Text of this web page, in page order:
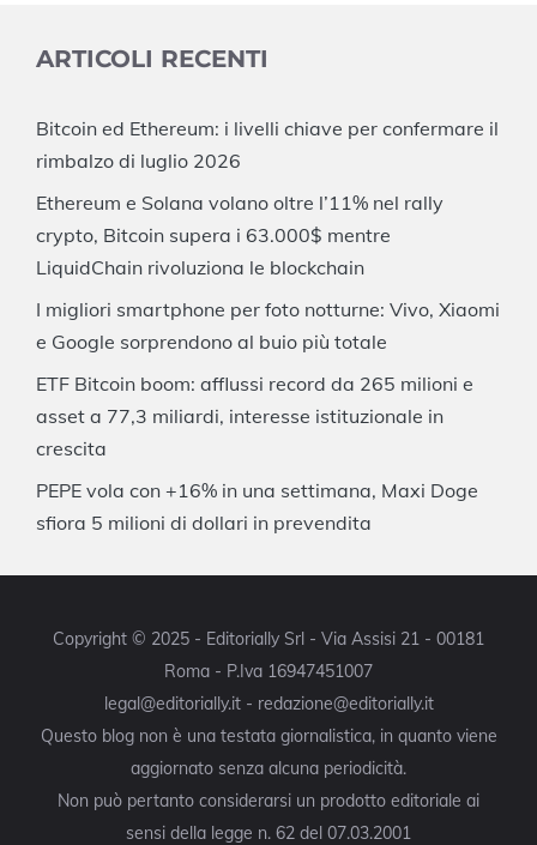
ARTICOLI RECENTI
Bitcoin ed Ethereum: i livelli chiave per confermare il
rimbalzo di luglio 2026
Ethereum e Solana volano oltre l’11% nel rally
crypto, Bitcoin supera i 63.000$ mentre
LiquidChain rivoluziona le blockchain
I migliori smartphone per foto notturne: Vivo, Xiaomi
e Google sorprendono al buio più totale
ETF Bitcoin boom: afflussi record da 265 milioni e
asset a 77,3 miliardi, interesse istituzionale in
crescita
PEPE vola con +16% in una settimana, Maxi Doge
sfiora 5 milioni di dollari in prevendita
Copyright © 2025 - Editorially Srl - Via Assisi 21 - 00181
Roma - P.Iva 16947451007
legal@editorially.it - redazione@editorially.it
Questo blog non è una testata giornalistica, in quanto viene
aggiornato senza alcuna periodicità.
Non può pertanto considerarsi un prodotto editoriale ai
sensi della legge n. 62 del 07.03.2001